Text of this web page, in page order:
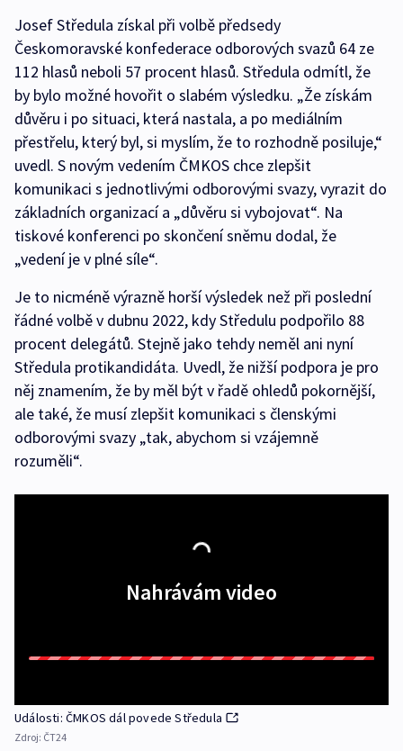
Josef Středula získal při volbě předsedy
Českomoravské konfederace odborových svazů 64 ze
112 hlasů neboli 57 procent hlasů. Středula odmítl, že
by bylo možné hovořit o slabém výsledku. „Že získám
důvěru i po situaci, která nastala, a po mediálním
přestřelu, který byl, si myslím, že to rozhodně posiluje,“
uvedl. S novým vedením ČMKOS chce zlepšit
komunikaci s jednotlivými odborovými svazy, vyrazit do
základních organizací a „důvěru si vybojovat“. Na
tiskové konferenci po skončení sněmu dodal, že
„vedení je v plné síle“.
Je to nicméně výrazně horší výsledek než při poslední
řádné volbě v dubnu 2022, kdy Středulu podpořilo 88
procent delegátů. Stejně jako tehdy neměl ani nyní
Středula protikandidáta. Uvedl, že nižší podpora je pro
něj znamením, že by měl být v řadě ohledů pokornější,
ale také, že musí zlepšit komunikaci s členskými
odborovými svazy „tak, abychom si vzájemně
rozuměli“.
Nahrávám video
Události: ČMKOS dál povede Středula
Zdroj: ČT24